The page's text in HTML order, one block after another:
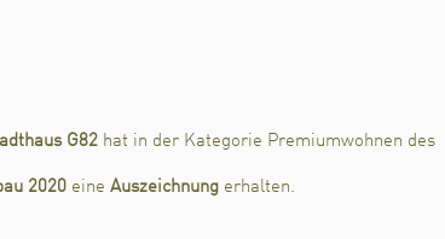
G82 hat in der Kategorie Premiumwohnen des
2020 eine Auszeichnung erhalten.